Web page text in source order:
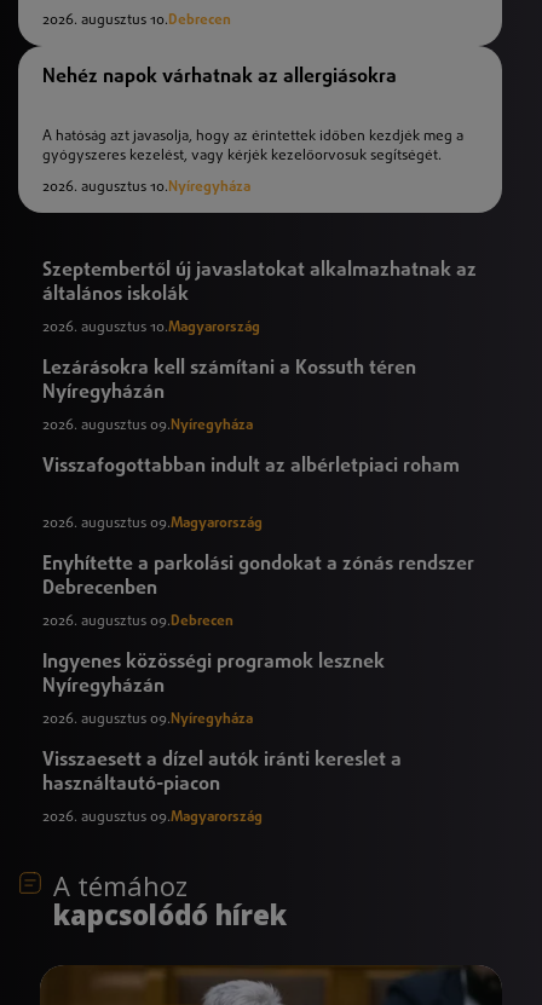
2026. augusztus 10.Debrecen
Nehéz napok várhatnak az allergiásokra
A hatóság azt javasolja, hogy az érintettek időben kezdjék meg a
gyógyszeres kezelést, vagy kérjék kezelőorvosuk segítségét.
2026. augusztus 10.Nyíregyháza
Szeptembertől új javaslatokat alkalmazhatnak az
általános iskolák
2026. augusztus 10.Magyarország
Lezárásokra kell számítani a Kossuth téren
Nyíregyházán
2026. augusztus 09.Nyíregyháza
Visszafogottabban indult az albérletpiaci roham
2026. augusztus 09.Magyarország
Enyhítette a parkolási gondokat a zónás rendszer
Debrecenben
2026. augusztus 09.Debrecen
Ingyenes közösségi programok lesznek
Nyíregyházán
2026. augusztus 09.Nyíregyháza
Visszaesett a dízel autók iránti kereslet a
használtautó-piacon
2026. augusztus 09.Magyarország
A témához
kapcsolódó hírek